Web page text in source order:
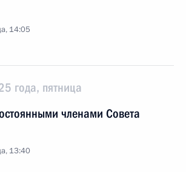
14:05
года, пятница
членами Совета
13:40